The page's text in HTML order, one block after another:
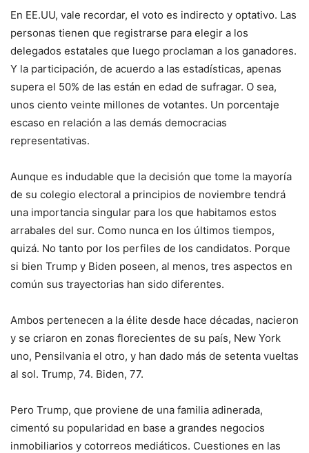
En EE.UU, vale recordar, el voto es indirecto y optativo. Las
personas tienen que registrarse para elegir a los
delegados estatales que luego proclaman a los ganadores.
Y la participación, de acuerdo a las estadísticas, apenas
supera el 50% de las están en edad de sufragar. O sea,
unos ciento veinte millones de votantes. Un porcentaje
escaso en relación a las demás democracias
representativas.
Aunque es indudable que la decisión que tome la mayoría
de su colegio electoral a principios de noviembre tendrá
una importancia singular para los que habitamos estos
arrabales del sur. Como nunca en los últimos tiempos,
quizá. No tanto por los perfiles de los candidatos. Porque
si bien Trump y Biden poseen, al menos, tres aspectos en
común sus trayectorias han sido diferentes.
Ambos pertenecen a la élite desde hace décadas, nacieron
y se criaron en zonas florecientes de su país, New York
uno, Pensilvania el otro, y han dado más de setenta vueltas
al sol. Trump, 74. Biden, 77.
Pero Trump, que proviene de una familia adinerada,
cimentó su popularidad en base a grandes negocios
inmobiliarios y cotorreos mediáticos. Cuestiones en las